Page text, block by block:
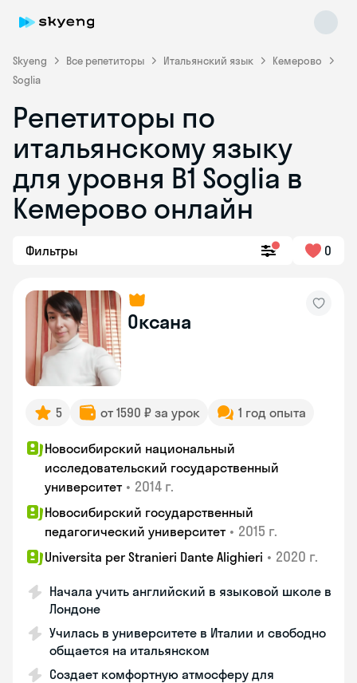
Skyeng Все репетиторы Итальянский язык
Кемерово
Soglia
Репетиторы по
итальянскому языку
для уровня B1 Soglia в
Кемерово онлайн
Фильтры 0
Оксана
5 от 1590 ₽ за урок 1 год опыта
Новосибирский национальный
исследовательский государственный
университет • 2014 г.
Новосибирский государственный
педагогический университет • 2015 г.
Universita per Stranieri Dante Alighieri • 2020 г.
Начала учить английский в языковой школе в
Лондоне
Училась в университете в Италии и свободно
общается на итальянском
Создает комфортную атмосферу для
Skyeng Chat